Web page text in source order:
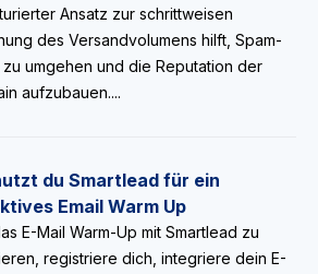
Ansatz zur schrittweisen
des Versandvolumens hilft, Spam-
zu umgehen und die Reputation der
aufzubauen....
du Smartlead für ein
Email Warm Up
E-Mail Warm-Up mit Smartlead zu
registriere dich, integriere dein E-